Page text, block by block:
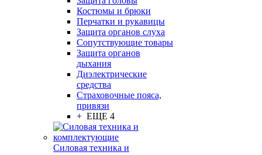
Костюмы и брюки
Перчатки и рукавицы
Защита органов слуха
Сопутствующие товары
Защита органов
дыхания
Диэлектрические
средства
Страховочные пояса,
привязи
+ ЕЩЕ 4
Силовая техника и